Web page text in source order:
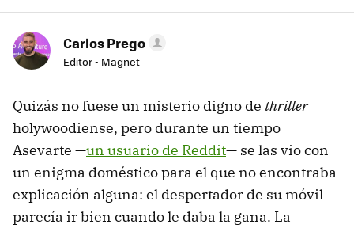
Carlos Prego
Editor - Magnet
Quizás no fuese un misterio digno de thriller
holywoodiense, pero durante un tiempo
Asevarte —un usuario de Reddit— se las vio con
un enigma doméstico para el que no encontraba
explicación alguna: el despertador de su móvil
parecía ir bien cuando le daba la gana. La